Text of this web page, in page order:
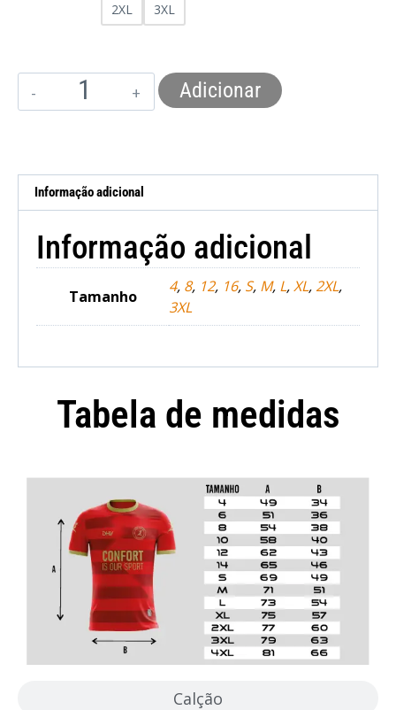
2XL
3XL
Adicionar
Informação adicional
Informação adicional
Tamanho
4, 8, 12, 16, S, M, L,XL, 2XL,
3XL
Tabela de medidas
Calção